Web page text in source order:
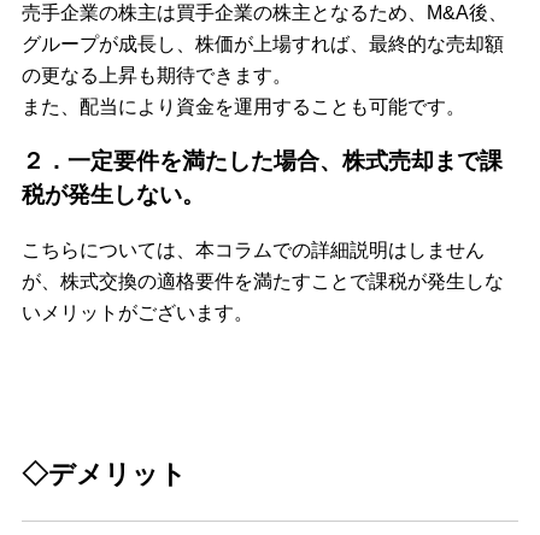
売手企業の株主は買手企業の株主となるため、M&A後、
グループが成長し、株価が上場すれば、最終的な売却額
の更なる上昇も期待できます。
また、配当により資金を運用することも可能です。
２．一定要件を満たした場合、株式売却まで課
税が発生しない。
こちらについては、本コラムでの詳細説明はしません
が、株式交換の適格要件を満たすことで課税が発生しな
いメリットがございます。
◇デメリット